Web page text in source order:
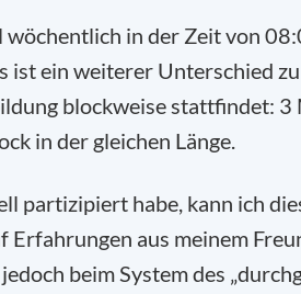
in der Zeit von
ist ein weiterer Unterschied
blockweise stattfindet: 3
in der gleichen Länge.
partizipiert habe, kann ich
Erfahrungen aus meinem
beim System des